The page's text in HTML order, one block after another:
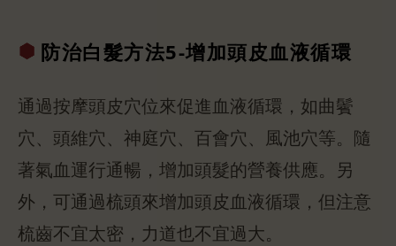
防治白髮方法5-增加頭皮血液循環
通過按摩頭皮穴位來促進血液循環，如曲鬢
穴、頭維穴、神庭穴、百會穴、風池穴等。隨
著氣血運行通暢，增加頭髮的營養供應。另
外，可通過梳頭來增加頭皮血液循環，但注意
梳齒不宜太密，力道也不宜過大。